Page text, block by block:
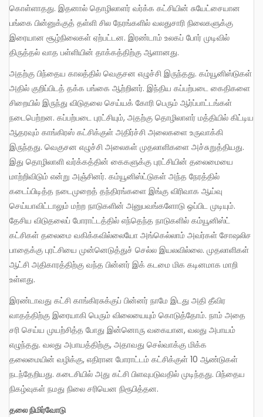
கொள்ளாதது. இதனால் தொழிலாளர் வர்க்க கட்சியின் சுயேட்சையான
பங்கை பின்னுக்குத் தள்ளி சில நேரங்களில் வலதுசாரி நிலைகளுக்கு
இரையான சூழ்நிலைகள் ஏற்பட்டன. இரண்டாம் உலகப் போர் முடிவில்
திருத்தல் வாத பள்ளியின் தாக்கத்திற்கு ஆளானது.
அதற்கு பிந்தைய காலத்தில் வெகுசன எழுச்சி இருந்தது. கம்யூனிஸ்டுகள்
அதில் குறிப்பிடத் தக்க பங்கை ஆற்றினர். இந்திய கப்பற்படை கைதிகளை
சிறையில் இருந்து விடுதலை செய்யக் கோரி பெரும் ஆர்ப்பாட்டங்கள்
நடைபெற்றன. கப்பற்படை புரட்சியும், அதற்கு தொழிலாளர் மத்தியில் கிட்டிய
ஆதரவும் காங்கிரஸ் கட்சிக்குள் அதிர்ச்சி அலைகளை உருவாக்கி
இருந்தது. வெகுசன எழுச்சி அலைகள் முதலாளிகளை அச்சுறுத்தியது.
இது தொழிலாளி வர்க்கத்தின் கைகளுக்கு புரட்சியின் தலைமையை
மாற்றிவிடும் என்று அஞ்சினர். கம்யூனிஸ்ட்டுகள் அந்த நேரத்தில்
கடைப்பிடித்த நடைமுறைத் தந்திரங்களை இங்கு விரிவாக ஆய்வு
செய்யாவிட்டாலும் மற்ற நாடுகளின் அனுபவங்களோடு ஒப்பிட முடியும்.
தேசிய விடுதலைப் போராட்டத்தில் எந்தெந்த நாடுகளில் கம்யூனிஸ்ட்
கட்சிகள் தலைமை வகிக்கவில்லையோ அங்கெல்லாம் அவர்கள் சோஷலிச
பாதைக்கு புரட்சியை முன்னெடுத்துச் செல்ல இயலவில்லை. முதலாளிகள்
ஆட்சி அதிகாரத்திற்கு வந்த பின்னர் இக் கடமை மிக கடினமாக மாறி
உள்ளது.
இரண்டாவது கட்சி காங்கிரசுக்குப் பின்னர் நாமே இடது அதி தீவிர
வாதத்திற்கு இரையாகி பெரும் விலையையும் கொடுத்தோம். நாம் அதை
சரி செய்ய முயற்சித்த போது இன்னொரு வகையான, வலது அபாயம்
எழுந்தது. வலது அபாயத்திற்கு, அதாவது செல்வாக்கு மிக்க
தலைமையின் வழிக்கு, எதிரான போராட்டம் கட்சிக்குள் 10 ஆண்டுகள்
நடந்தேறியது. கடைசியில் அது கட்சி பிளவுபடுவதில் முடிந்தது. பிந்தைய
நிகழ்வுகள் நமது நிலை சரியென நிரூபித்தன.
தலை நிமிர்வோடு